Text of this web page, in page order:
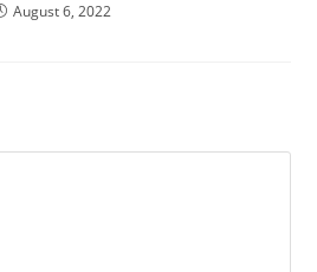
August 6, 2022